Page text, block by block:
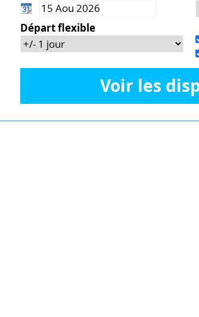
Départ flexible
Voir les